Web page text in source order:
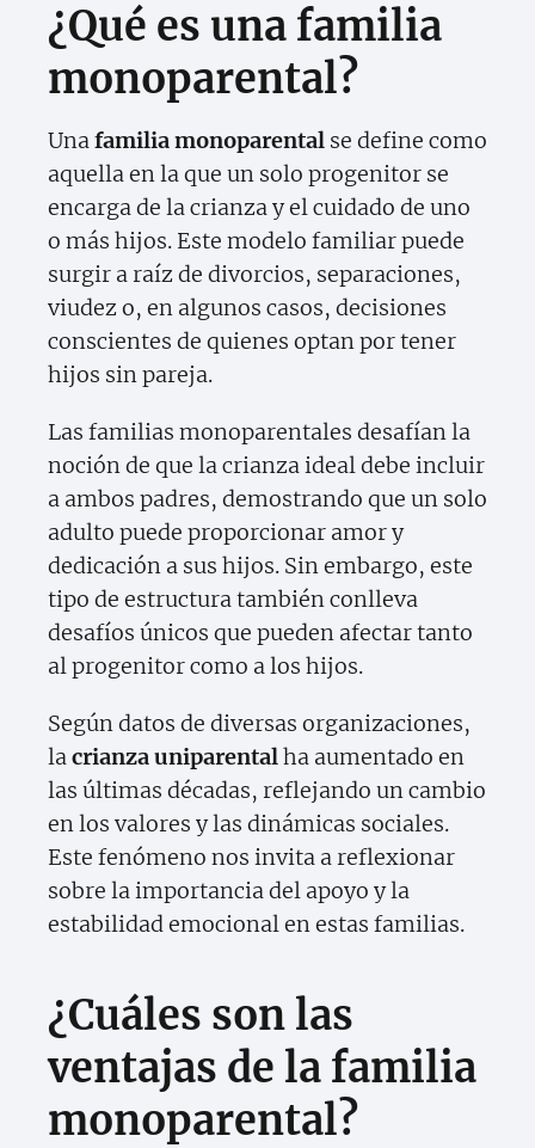
¿Qué es una familia
monoparental?
Unafamilia monoparental se define como
aquella en la que un solo progenitor se
encarga de la crianza y el cuidado de uno
o más hijos. Este modelo familiar puede
surgir a raíz de divorcios, separaciones,
viudez o, en algunos casos, decisiones
conscientes de quienes optan por tener
hijos sin pareja.
Las familias monoparentales desafían la
noción de que la crianza ideal debe incluir
a ambos padres, demostrando que un solo
adulto puede proporcionar amor y
dedicación a sus hijos. Sin embargo, este
tipo de estructura también conlleva
desafíos únicos que pueden afectar tanto
al progenitor como a los hijos.
Según datos de diversas organizaciones,
lacrianza uniparentalha aumentado en
las últimas décadas, reflejando un cambio
en los valores y las dinámicas sociales.
Este fenómeno nos invita a reflexionar
sobre la importancia del apoyo y la
estabilidad emocional en estas familias.
¿Cuáles son las
ventajas de la familia
monoparental?